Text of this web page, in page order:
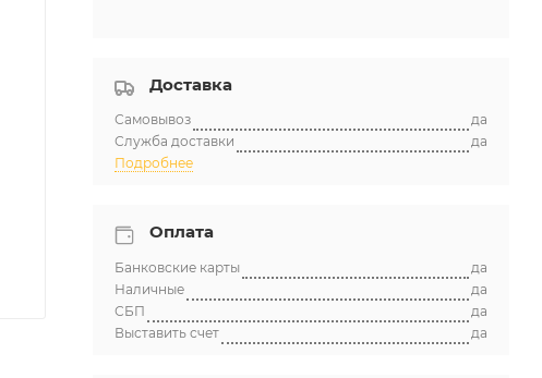
Доставка
Самовывоз
да
Служба доставки
да
Подробнее
Оплата
Банковские карты
да
Наличные
да
СБП
да
Выставить счет
да